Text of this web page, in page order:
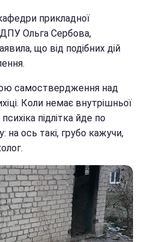
прикладної
Ольга Сербова,
що від подібних дій
самоствердження над
Коли немає внутрішньої
підлітка йде по
ось такі, грубо кажучи,